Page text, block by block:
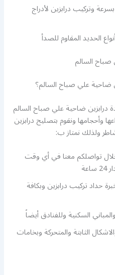
وتركيب درابزين لأدراج
الحديد المقاوم للصدأ
السالم
علي صباح السالم؟
درابزين ضاحية علي صباح السالم
وأحجامها ونقوم بتصليح درابزين
ولذلك نمتاز ب:
تواصلكم معنا في أي وقت
حداد تركيب درابزين وبكافة
السكنية وللفنادق أيضاً
الثابتة والمتحركة وبخامات